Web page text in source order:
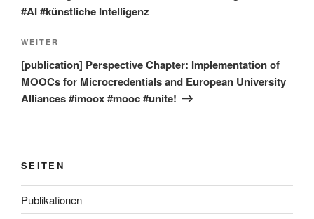
#AI #künstliche Intelligenz
Nächster
Beitrag
WEITER
[publication] Perspective Chapter: Implementation of
MOOCs for Microcredentials and European University
Alliances #imoox #mooc #unite!
SEITEN
Publikationen